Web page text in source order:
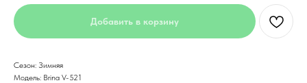
Добавить в корзину
Сезон: Зимняя
Модель: Brina V-521